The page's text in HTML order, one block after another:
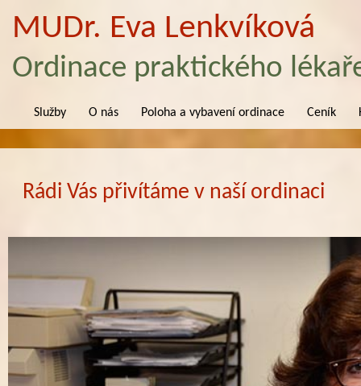
MUDr. Eva Lenkvíková
Ordinace praktického
Služby O nás Poloha a vybavení ordinace Ceník
Rádi Vás přivítáme v naší ordinaci